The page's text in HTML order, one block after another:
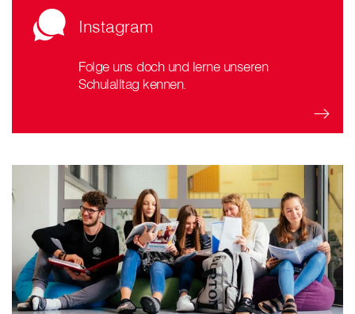
Instagram
Folge uns doch und lerne unseren
Schulalltag kennen.